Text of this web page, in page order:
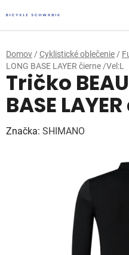
na
obsah
Domov / Cyklistické oblečenie /
LONG BASE LAYER čierne /Vel:L
Tričko
BASE
Značka: SHIMANO